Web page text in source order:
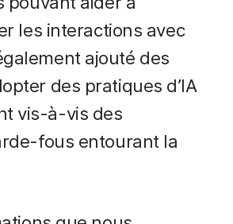
les interactions avec
ajouté des
des pratiques d’IA
vis-à-vis des
fous entourant la